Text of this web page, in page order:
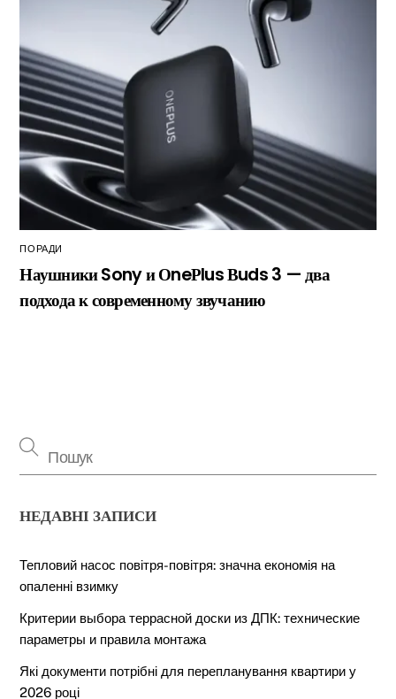
ПОРАДИ
Наушники Sony и ОneРlus Вuds 3 — два
подхода к современному звучанию
НЕДАВНІ ЗАПИСИ
Тепловий насос повітря-повітря: значна економія на
опаленні взимку
Критерии выбора террасной доски из ДПК: технические
параметры и правила монтажа
Які документи потрібні для перепланування квартири у
2026 році